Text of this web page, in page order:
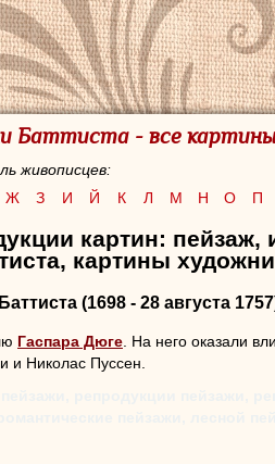
Баттиста - все
живописцев:
Ж З И Й К Л М Н О П
картин: пейзаж,
картины
(1698 - 28 августа
Гаспара Дюге. На него оказали
и Николас Пуссен.